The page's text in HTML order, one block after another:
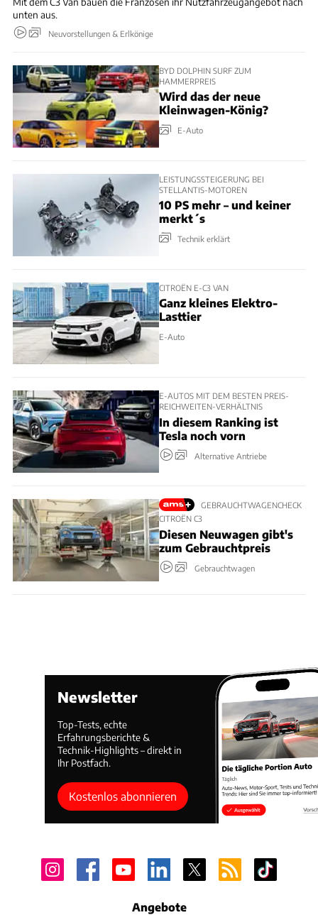
unten aus.
Neuvorstellungen & Erlkönige
BYD DOLPHIN SURF ZUM
HAMMERPREIS
Wird das der neue
Kleinwagen-König?
E-Auto
LEISTUNGSSTEIGERUNG BEI
STELLANTIS-MOTOREN
10 PS mehr – und keiner
merkt´s
Technik erklärt
CITROËN E-C3 VAN
Ganz kleines Elektro-
Lasttier
E-Auto
E-AUTOS MIT DEM BESTEN PREIS-
REICHWEITEN-VERHÄLTNIS
In diesem Ranking ist
Tesla noch vorn
Alternative Antriebe
GEBRAUCHTWAGENCHECK
CITROËN C3
Diesen Neuwagen gibt's
zum Gebrauchtpreis
Gebrauchtwagen
Newsletter
Top-Tests, echte
Erfahrungsberichte &
Technik-Highlights – direkt in
Ihr Postfach.
Kostenlos abonnieren
Angebote